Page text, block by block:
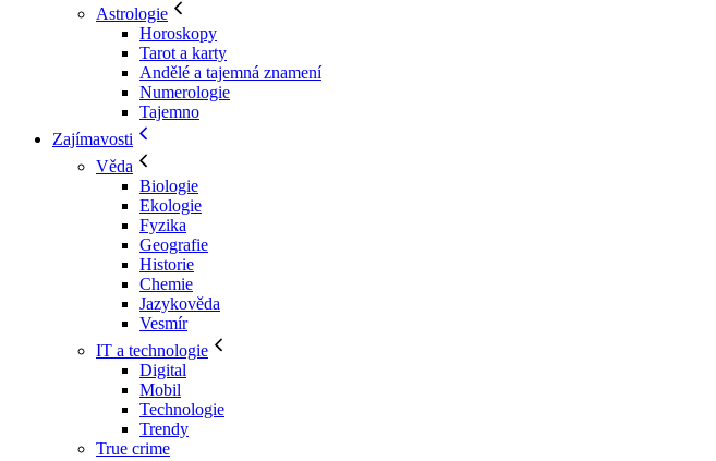
Astrologie
Horoskopy
Tarot a karty
Andělé a tajemná znamení
Numerologie
Tajemno
Zajímavosti
Věda
Biologie
Ekologie
Fyzika
Geografie
Historie
Chemie
Jazykověda
Vesmír
IT a technologie
Digital
Mobil
Technologie
Trendy
True crime